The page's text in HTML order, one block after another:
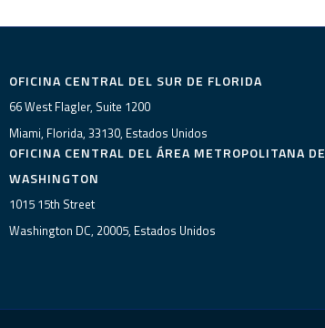
OFICINA CENTRAL DEL SUR DE FLORIDA
66 West Flagler, Suite 1200
Miami, Florida, 33130, Estados Unidos
OFICINA CENTRAL DEL ÁREA METROPOLITANA DE
WASHINGTON
1015 15th Street
Washington DC, 20005, Estados Unidos